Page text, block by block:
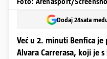
Dodaj 24sata
Već u 2. minuti Benfica
Alvara Carrerasa, koji je